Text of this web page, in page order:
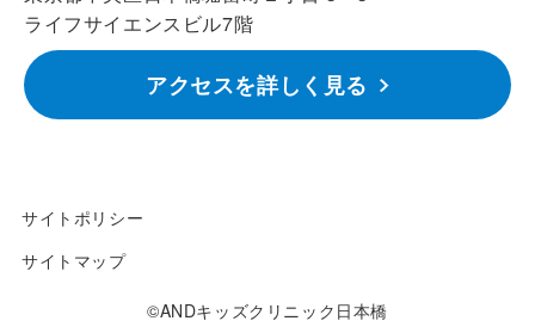
ライフサイエンスビル7階
アクセスを詳しく見る
サイトポリシー
サイトマップ
©ANDキッズクリニック日本橋